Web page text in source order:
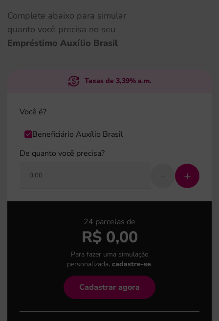
Complete abaixo para simular
quanto você precisa no seu
Empréstimo Auxílio Brasil
Taxas de 3,39% a.m.
Você é?
Beneficiário Auxílio Brasil
De quanto você precisa?
+
24 parcelas de
R$ 0,00
Para fazer uma simulação
personalizada, cadastre-se.
Cadastrar agora